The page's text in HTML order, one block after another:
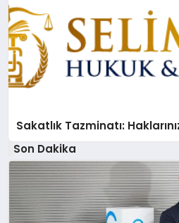
Sakatlık Tazminatı:
Son Dakika